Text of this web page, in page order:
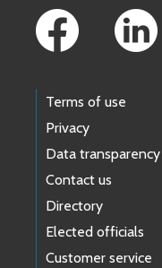
Terms of use
Privacy
Data transparency
Contact us
Directory
Elected officials
Customer service